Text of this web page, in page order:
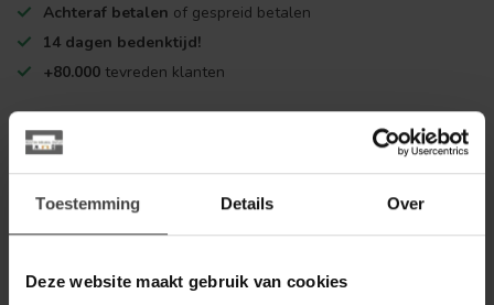
Toestemming Details Over
Deze website maakt gebruik van cookies
Achteraf betalen of gespreid betalen
14 dagen bedenktijd!
+80.000 tevreden klanten
Productomschrijving